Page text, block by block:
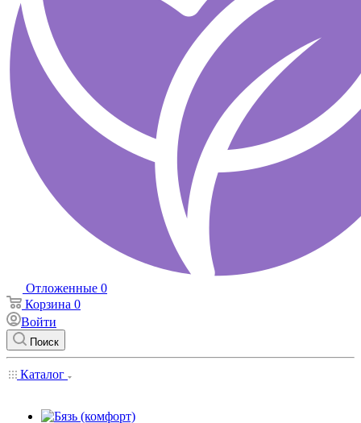
Отложенные 0
Корзина 0
Войти
Поиск
Каталог